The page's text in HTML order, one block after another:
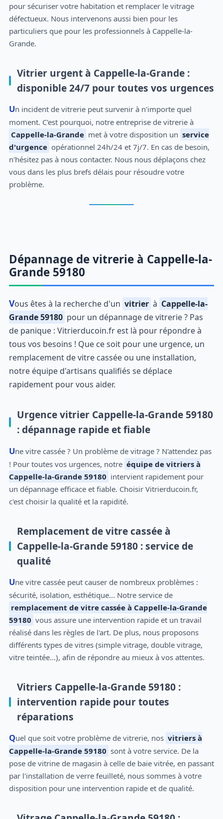
pour sécuriser votre habitation et remplacer le vitrage
défectueux. Nous intervenons aussi bien pour les
particuliers que pour les professionnels à Cappelle-la-
Grande.
Vitrier urgent à Cappelle-la-Grande :
disponible 24/7 pour toutes vos urgences
Un incident de vitrerie peut survenir à n'importe quel
moment. C'est pourquoi, notre entreprise de vitrerie à
Cappelle-la-Grande met à votre disposition un service
d'urgence opérationnel 24h/24 et 7j/7. En cas de besoin,
n'hésitez pas à nous contacter. Nous nous déplaçons chez
vous dans les plus brefs délais pour résoudre votre
problème.
Dépannage de vitrerie à Cappelle-la-
Grande 59180
Vous êtes à la recherche d'un vitrier à Cappelle-la-
Grande 59180 pour un dépannage de vitrerie ? Pas
de panique : Vitrierducoin.fr est là pour répondre à
tous vos besoins ! Que ce soit pour une urgence, un
remplacement de vitre cassée ou une installation,
notre équipe d'artisans qualifiés se déplace
rapidement pour vous aider.
Urgence vitrier Cappelle-la-Grande 59180
: dépannage rapide et fiable
Une vitre cassée ? Un problème de vitrage ? N'attendez pas
! Pour toutes vos urgences, notre équipe de vitriers à
Cappelle-la-Grande 59180 intervient rapidement pour
un dépannage efficace et fiable. Choisir Vitrierducoin.fr,
c'est choisir la qualité et la rapidité.
Remplacement de vitre cassée à
Cappelle-la-Grande 59180 : service de
qualité
Une vitre cassée peut causer de nombreux problèmes :
sécurité, isolation, esthétique... Notre service de
remplacement de vitre cassée à Cappelle-la-Grande
59180 vous assure une intervention rapide et un travail
réalisé dans les règles de l'art. De plus, nous proposons
différents types de vitres (simple vitrage, double vitrage,
vitre teintée...), afin de répondre au mieux à vos attentes.
Vitriers Cappelle-la-Grande 59180 :
intervention rapide pour toutes
réparations
Quel que soit votre problème de vitrerie, nos vitriers à
Cappelle-la-Grande 59180 sont à votre service. De la
pose de vitrine de magasin à celle de baie vitrée, en passant
par l'installation de verre feuilleté, nous sommes à votre
disposition pour une intervention rapide et de qualité.